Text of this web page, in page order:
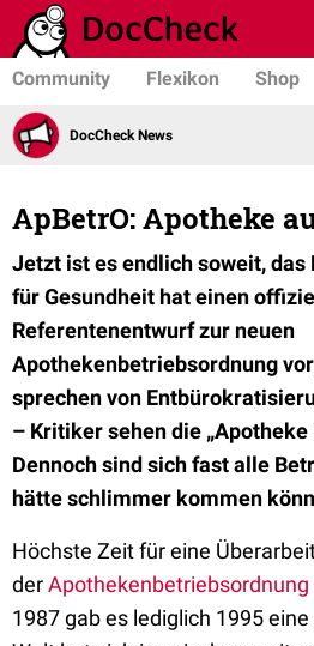
Community Flexikon Shop
DocCheck News
ApBetrO: Apotheke
Jetzt ist es endlich soweit,
für Gesundheit hat einen
Referentenentwurf zur neuen
Apothekenbetriebsordnung
sprechen von
– Kritiker sehen die
Dennoch sind sich fast alle
hätte schlimmer kommen
Höchste Zeit für eine
derApothekenbetriebsordnung
1987 gab es lediglich 1995